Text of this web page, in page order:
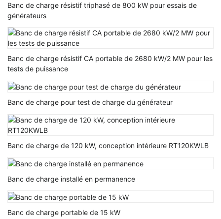
Banc de charge résistif triphasé de 800 kW pour essais de
générateurs
Banc de charge résistif CA portable de 2680 kW/2 MW pour les
tests de puissance
Banc de charge pour test de charge du générateur
Banc de charge de 120 kW, conception intérieure RT120KWLB
Banc de charge installé en permanence
Banc de charge portable de 15 kW